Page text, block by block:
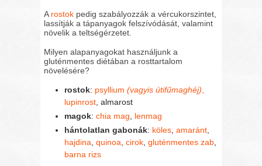
A rostok pedig szabályozzák a vércukorszintet,
lassítják a tápanyagok felszívódását, valamint
növelik a teltségérzetet.
Milyen alapanyagokat használjunk a
gluténmentes diétában a rosttartalom
növelésére?
rostok: psyllium(vagyis útifűmaghéj)
lupinrost , almarost
magok:chia mag
lenmag
hántolatlan gabonák: köles ,amaránt
hajdina ,quinoa ,cirok ,gluténmentes zab
barna rizs